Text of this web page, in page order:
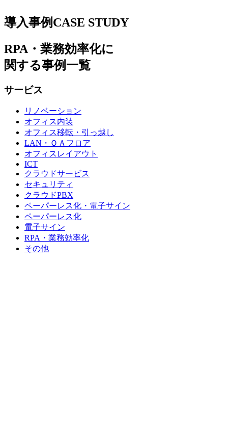
導入事例CASE STUDY
RPA・業務効率化に
関する事例一覧
サービス
リノベーション
オフィス内装
オフィス移転・引っ越し
LAN・ＯＡフロア
オフィスレイアウト
ICT
クラウドサービス
セキュリティ
クラウドPBX
ペーパーレス化・電子サイン
ペーパーレス化
電子サイン
RPA・業務効率化
その他